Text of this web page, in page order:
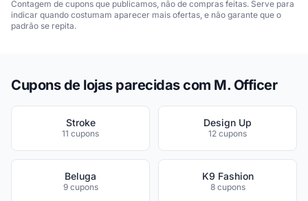
Contagem de cupons que publicamos, não de compras feitas. Serve para
indicar quando costumam aparecer mais ofertas, e não garante que o
padrão se repita.
Cupons de lojas parecidas com M. Officer
Stroke
11 cupons
Design Up
12 cupons
Beluga
9 cupons
K9 Fashion
8 cupons